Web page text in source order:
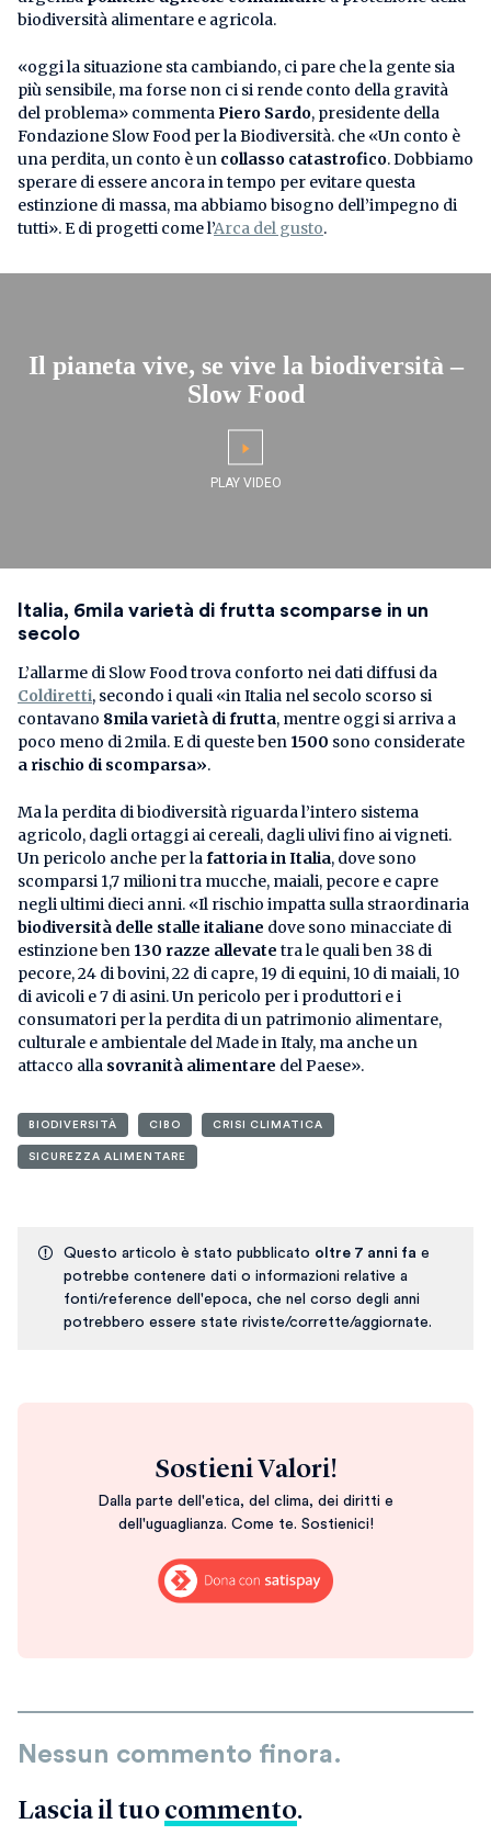
biodiversità alimentare e agricola.
«oggi la situazione sta cambiando, ci pare che la gente sia
più sensibile, ma forse non ci si rende conto della gravità
del problema» commentaPiero Sardo, presidente della
Fondazione Slow Food per la Biodiversità. che «Un conto è
una perdita, un conto è un collasso catastrofico. Dobbiamo
sperare di essere ancora in tempo per evitare questa
estinzione di massa, ma abbiamo bisogno dell’impegno di
tutti». E di progetti come l’Arca del gusto.
Il pianeta vive, se vive la biodiversità –
Slow Food
Italia, 6mila varietà di frutta scomparse in un
secolo
L’allarme di Slow Food trova conforto nei dati diffusi da
Coldiretti, secondo i quali «in Italia nel secolo scorso si
contavano 8milavarietà di frutta, mentre oggi si arriva a
poco meno di 2mila. E di queste ben 1500 sono considerate
a rischio di scomparsa».
Ma la perdita di biodiversità riguarda l’intero sistema
agricolo, dagli ortaggi ai cereali, dagli ulivi fino ai vigneti.
Un pericolo anche per lafattoria in Italia, dove sono
scomparsi 1,7 milioni tra mucche, maiali, pecore e capre
negli ultimi dieci anni. «Il rischio impatta sulla straordinaria
biodiversità delle stalle italiane dove sono minacciate di
estinzione ben 130 razze allevate tra le quali ben 38 di
pecore, 24 di bovini, 22 di capre, 19 di equini, 10 di maiali, 10
di avicoli e 7 di asini. Un pericolo per i produttori e i
consumatori per la perdita di un patrimonio alimentare,
culturale e ambientale del Made in Italy, ma anche un
attacco alla sovranità alimentare del Paese».
BIODIVERSITÀ CIBO CRISI CLIMATICA
SICUREZZA ALIMENTARE
Questo articolo è stato pubblicato oltre 7 anni fa e
potrebbe contenere dati o informazioni relative a
fonti/reference dell'epoca, che nel corso degli anni
potrebbero essere state riviste/corrette/aggiornate.
Sostieni Valori!
Dalla parte dell'etica, del clima, dei diritti e
dell'uguaglianza. Come te. Sostienici!
Nessun commento finora.
Lascia il tuo commento.